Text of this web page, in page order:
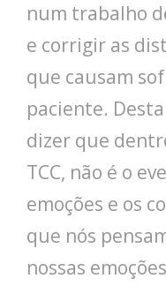
num trabalho
e corrigir as
que causam
paciente.
dizer que
TCC, não é o
emoções e os
que nós
nossas